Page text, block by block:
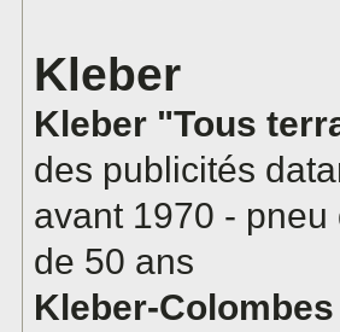
Kleber
Kleber "Tous
des publicités
avant 1970 -
de 50 ans
Kleber-Colombes